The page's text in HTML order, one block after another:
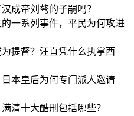
成帝刘骜的子嗣吗？
一系列事件，平民为何攻进
提督？汪直凭什么执掌西
本皇后为何专门派人邀请
清十大酷刑包括哪些？